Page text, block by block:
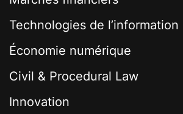
Technologies de l’information
Économie numérique
Civil & Procedural Law
Innovation